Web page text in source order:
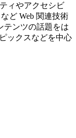
ィやアクセシビ
ど Web 関連技術
テンツの話題をは
ックスなどを中心